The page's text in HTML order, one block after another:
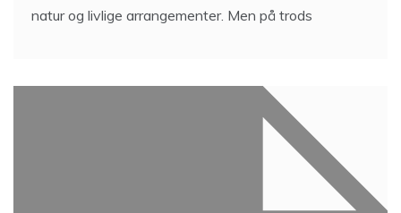
natur og livlige arrangementer. Men på trods